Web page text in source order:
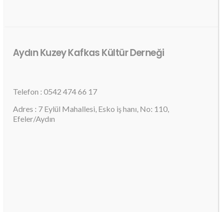
Aydın Kuzey Kafkas Kültür Derneği
Telefon : 0542 474 66 17
Adres : 7 Eylül Mahallesi, Esko iş hanı, No: 110,
Efeler/Aydın